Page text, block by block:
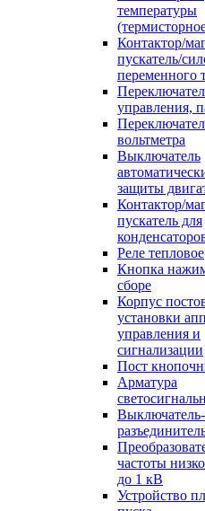
температуры
Контактор/
пускатель/
переменного
управления,
вольтметра
Выключатель
защиты
Контактор/
пускатель для
Реле тепловое
Кнопка
сборе
Корпус
установки
управления и
сигнализации
Пост
Арматура
Выключатель-
частоты
до 1 кВ
Устройство